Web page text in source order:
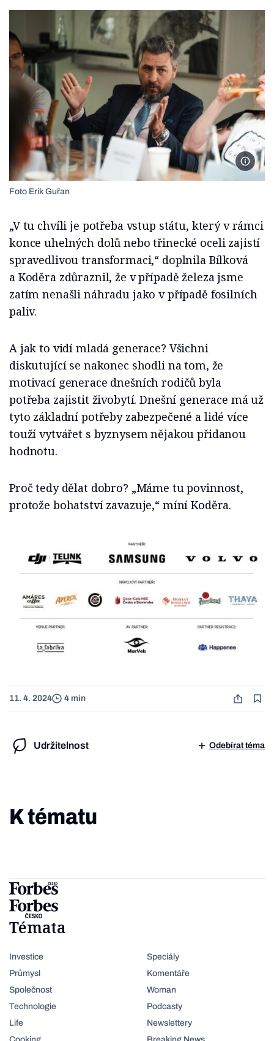
Foto
Foto Erik Guřan
„V tu chvíli je potřeba vstup státu, který v rámci
konce uhelných dolů nebo třinecké oceli zajistí
spravedlivou transformaci,“ doplnila Bílková
a Koděra zdůraznil, že v případě železa jsme
zatím nenašli náhradu jako v případě fosilních
paliv.
A jak to vidí mladá generace? Všichni
diskutující se nakonec shodli na tom, že
motivací generace dnešních rodičů byla
potřeba zajistit živobytí. Dnešní generace má už
tyto základní potřeby zabezpečené a lidé více
touží vytvářet s byznysem nějakou přidanou
hodnotu.
Proč tedy dělat dobro? „Máme tu povinnost,
protože bohatství zavazuje,“ míní Koděra.
11. 4. 2024 4 min
Udržitelnost Odebírat téma
K tématu
Témata
Investice
Průmysl
Společnost
Technologie
Life
Speciály
Komentáře
Woman
Podcasty
Newslettery